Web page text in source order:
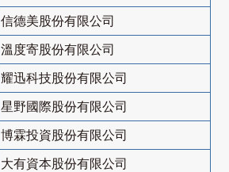
信德美股份有限公司
溫度寄股份有限公司
耀迅科技股份有限公司
星野國際股份有限公司
博霖投資股份有限公司
大有資本股份有限公司